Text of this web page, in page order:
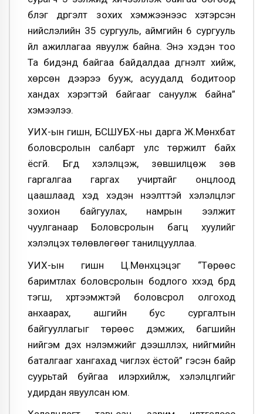
бүлэг дүүргэлт зохих хэмжээнээс хэтэрсэн
нийслэлийн 35 сургууль, аймгийн 6 сургууль
үйл ажиллагаа явуулж байна. Энэ хэдэн тоо
Та бидэнд байгаа байдалдаа дүгнэлт хийж,
хөрсөн дээрээ бууж, асуудалд бодитоор
хандах хэрэгтэй байгааг сануулж байна”
хэмээлээ.
УИХ-ын гишүүн, БСШУБХ-ны дарга Ж.Мөнхбат
боловсролын салбарт улс төржилт байх
ёсгүй. Бүгд хэлэлцэж, зөвшилцөж зөв
гаргалгаа гаргах учиртайг онцлоод
цаашлаад хэд хэдэн нээлттэй хэлэлцүүлэг
зохион байгуулах, намрын ээлжит
чуулганаар Боловсролын багц хуулийг
хэлэлцэх төлөвлөгөөг танилцууллаа.
УИХ-ын гишүүн Ц.Мөнхцэцэг “Төрөөс
баримтлах боловсролын бодлого хүүхэд бүрд
тэгш, хүртээмжтэй боловсрол олгоход
анхаарах, ашгийн бус сургалтын
байгууллагыг төрөөс дэмжих, багшийн
нийгэм дэх үнэлэмжийг дээшлүүлэх, нийгмийн
баталгааг хангахад чиглэх ёстой” гэсэн байр
суурьтай буйгаа илэрхийлж, хэлэлцүүлгийг
удирдан явуулсан юм.